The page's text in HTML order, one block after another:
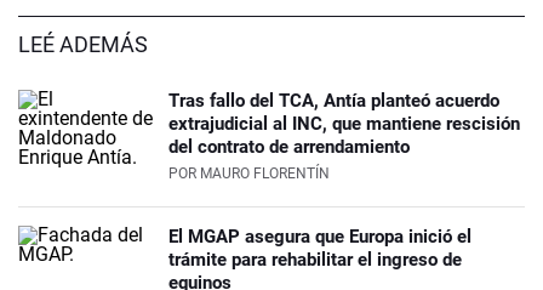
LEÉ ADEMÁS
Tras fallo del TCA, Antía planteó acuerdo
extrajudicial al INC, que mantiene rescisión
del contrato de arrendamiento
POR MAURO FLORENTÍN
El MGAP asegura que Europa inició el
trámite para rehabilitar el ingreso de
equinos